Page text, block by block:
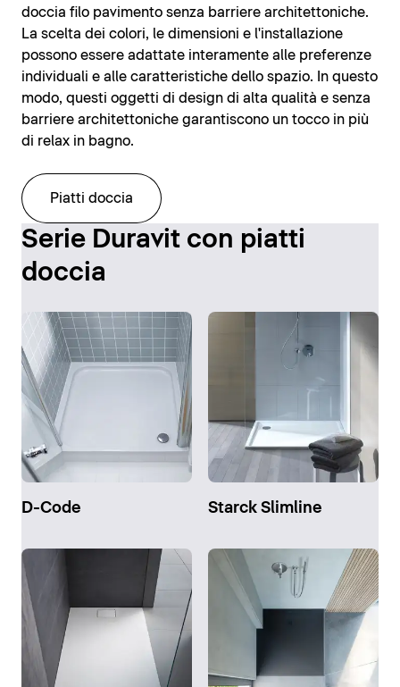
doccia filo pavimento senza barriere architettoniche.
La scelta dei colori, le dimensioni e l'installazione
possono essere adattate interamente alle preferenze
individuali e alle caratteristiche dello spazio. In questo
modo, questi oggetti di design di alta qualità e senza
barriere architettoniche garantiscono un tocco in più
di relax in bagno.
Piatti doccia
Serie Duravit con piatti
doccia
D-Code Starck Slimline